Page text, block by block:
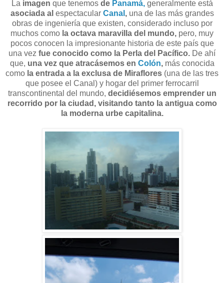
La imagen que tenemos de Panamá, generalmente está
asociada al espectacular Canal , una de las más grandes
obras de ingeniería que existen, considerado incluso por
muchos como la octava maravilla del mundo, pero, muy
pocos conocen la impresionante historia de este país que
una vez fue conocido como la Perla del Pacífico. De ahí
que, una vez que atracásemos en Colón,más conocida
como la entrada a la exclusa de Miraflores (una de las tres
que posee el Canal) y hogar del primer ferrocarril
transcontinental del mundo, decidiésemos emprender un
recorrido por la ciudad, visitando tanto la antigua como
la moderna urbe capitalina.